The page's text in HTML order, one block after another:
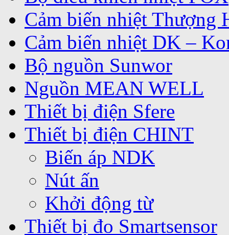
Cảm biến nhiệt Thượng
Cảm biến nhiệt DK –
Bộ nguồn Sunwor
Nguồn MEAN WELL
Thiết bị điện Sfere
Thiết bị điện CHINT
Biến áp NDK
Nút ấn
Khởi động từ
Thiết bị đo Smartsensor